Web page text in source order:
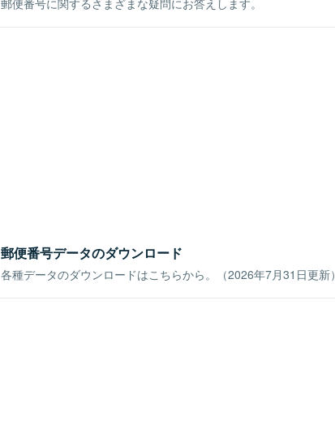
郵便番号に関するさまざまな疑問にお答えします。
郵便番号データのダウンロード
各種データのダウンロードはこちらから。（2026年7月31日更新）